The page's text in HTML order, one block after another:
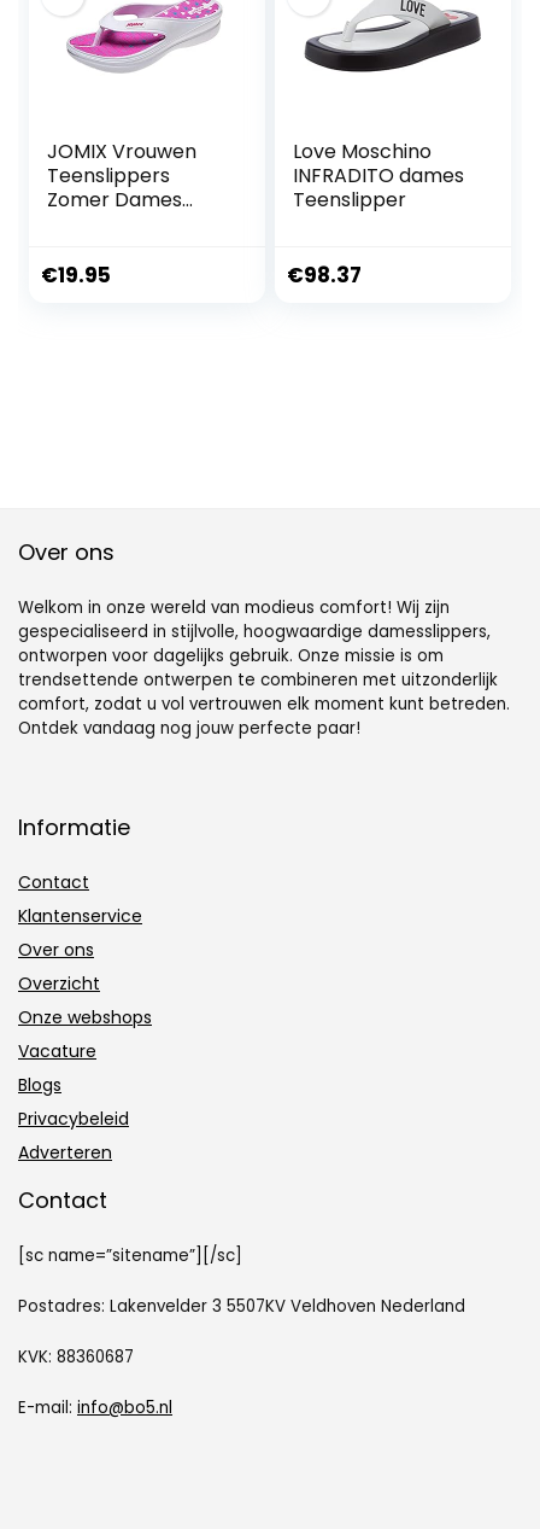
JOMIX Vrouwen
Teenslippers
Zomer Dames
voor
€19.95
Love Moschino
INFRADITO dames
Teenslipper
€98.37
Over ons
Welkom in onze wereld van modieus comfort! Wij zijn
gespecialiseerd in stijlvolle, hoogwaardige damesslippers,
ontworpen voor dagelijks gebruik. Onze missie is om
trendsettende ontwerpen te combineren met uitzonderlijk
comfort, zodat u vol vertrouwen elk moment kunt betreden.
Ontdek vandaag nog jouw perfecte paar!
Informatie
Contact
Klantenservice
Over ons
Overzicht
Onze webshops
Vacature
Blogs
Privacybeleid
Adverteren
Contact
[sc name=”sitename”][/sc]
Postadres: Lakenvelder 3 5507KV Veldhoven Nederland
KVK: 88360687
E-mail: info@bo5.nl